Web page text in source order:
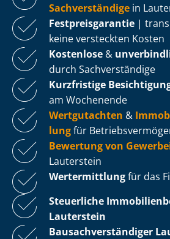
Sachverständige in
Fest­preis­ga­ran­tie |
keine versteckten Kosten
Kostenlose &
durch Sachverständige
Kurzfristige
am Wochenende
Wertgutachten &
lungfür
Bewertung von
Lauterstein
Wertermittlungfür das
Steuerliche
Lauterstein
Bau­sach­ver­stän­di­ger